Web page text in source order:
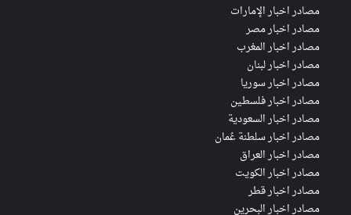
مصادر اخبار الإمارات
مصادر اخبار مصر
مصادر اخبار المغرب
مصادر اخبار لبنان
مصادر اخبار سوريا
مصادر اخبار فلسطين
مصادر اخبار السعودية
مصادر اخبار سلطنة عُمان
مصادر اخبار العراق
مصادر اخبار الكويت
مصادر اخبار قطر
مصادر اخبار البحرين